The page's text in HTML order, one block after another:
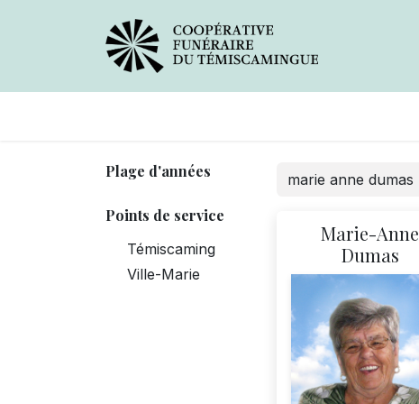
Plage d'années
Points de service
Témiscaming
Ville-Marie
Marie-Anne
Dumas